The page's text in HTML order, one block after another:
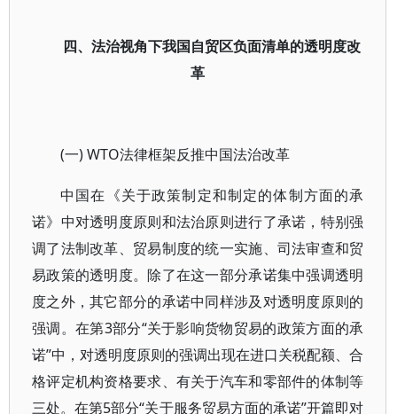
四、法治视角下我国自贸区负面清单的透明度改
革
(一) WTO法律框架反推中国法治改革
中国在《关于政策制定和制定的体制方面的承
诺》中对透明度原则和法治原则进行了承诺，特别强
调了法制改革、贸易制度的统一实施、司法审查和贸
易政策的透明度。除了在这一部分承诺集中强调透明
度之外，其它部分的承诺中同样涉及对透明度原则的
强调。在第3部分“关于影响货物贸易的政策方面的承
诺”中，对透明度原则的强调出现在进口关税配额、合
格评定机构资格要求、有关于汽车和零部件的体制等
三处。在第5部分“关于服务贸易方面的承诺”开篇即对